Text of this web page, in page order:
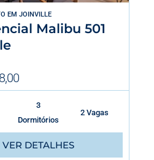
EM JOINVILLE
Malibu 501
3
Dormitórios
2 Vagas
VER DETALHES